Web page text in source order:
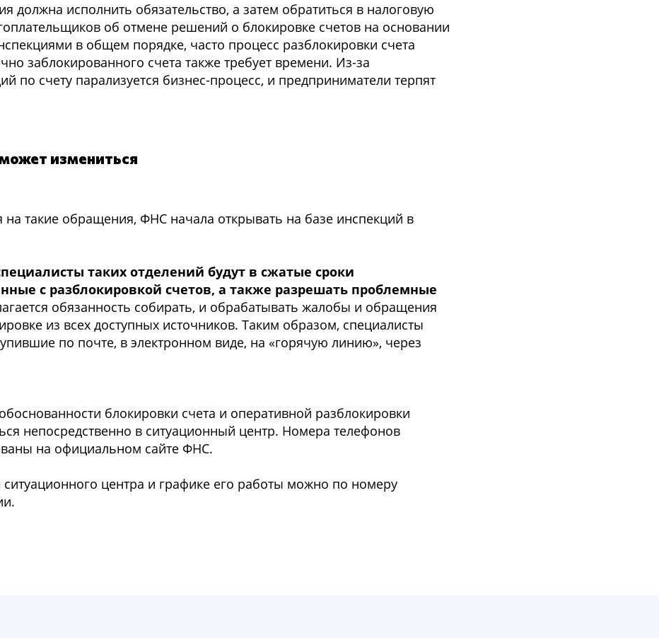
должна исполнить обязательство, а затем обратиться в налоговую
об отмене решений о блокировке счетов на основании
в общем порядке, часто процесс разблокировки счета
заблокированного счета также требует времени. Из-за
по счету парализуется бизнес-процесс, и предприниматели терпят
измениться
на такие обращения, ФНС начала открывать на базе инспекций в
таких отделений будут в сжатые сроки
с разблокировкой счетов, а также разрешать проблемные
обязанность собирать, и обрабатывать жалобы и обращения
из всех доступных источников. Таким образом, специалисты
по почте, в электронном виде, на «горячую линию», через
блокировки счета и оперативной разблокировки
непосредственно в ситуационный центр. Номера телефонов
на официальном сайте ФНС.
центра и графике его работы можно по номеру